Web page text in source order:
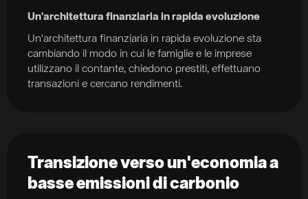
Un'architettura finanziaria in rapida evoluzione
Un'architettura finanziaria in rapida evoluzione sta
cambiando il modo in cui le famiglie e le imprese
utilizzano il contante, chiedono prestiti, effettuano
transazioni e cercano rendimenti.
Transizione verso un'economia a
basse emissioni di carbonio